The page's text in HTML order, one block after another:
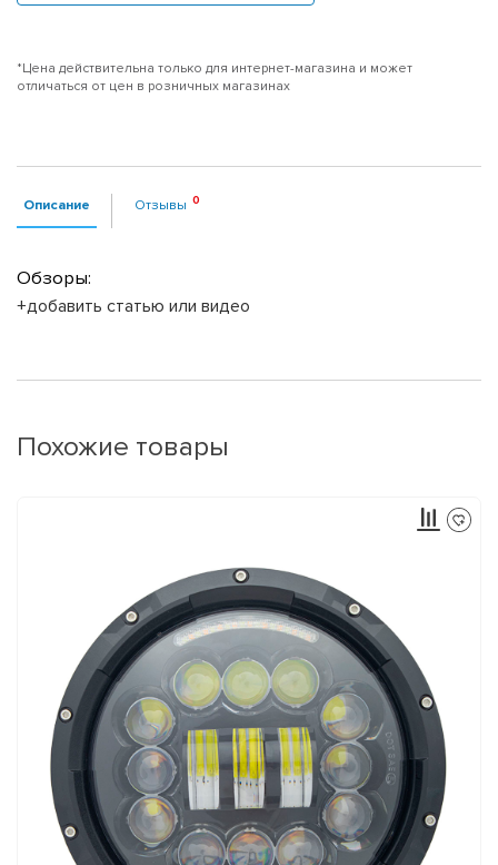
*Цена действительна только для интернет-магазина и может
отличаться от цен в розничных магазинах
Описание Отзывы
Обзоры:
+добавить статью или видео
Похожие товары